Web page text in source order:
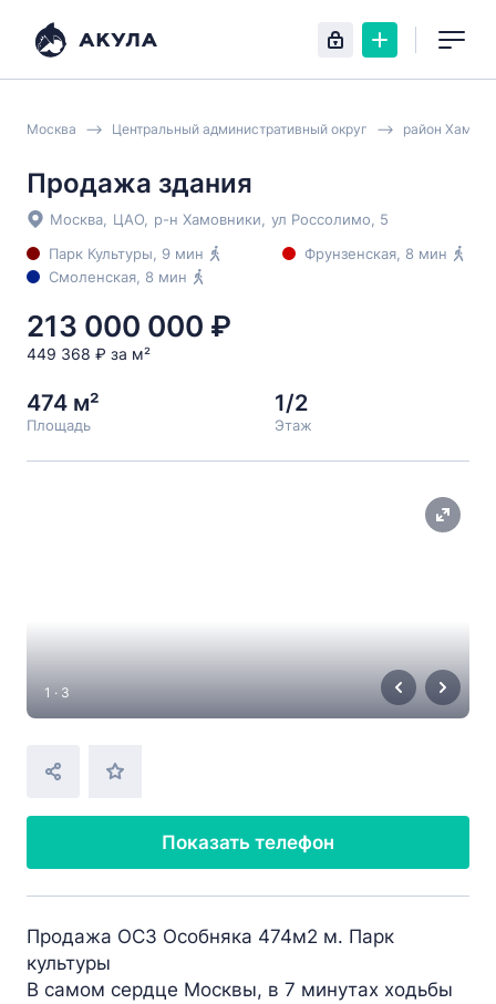
Москва Центральный административный округ район
Продажа здания
Москва ЦАО р-н Хамовники ул Россолимо , 5
Парк Культуры , 9 мин Фрунзенская , 8 мин
Смоленская , 8 мин
213 000 000 ₽
449 368 ₽ за м²
474 м²
Площадь
1/2
Этаж
1 · 3
Показать телефон
Продажа ОСЗ Особняка 474м2 м. Парк
культуры
В самом сердце Москвы, в 7 минутах ходьбы